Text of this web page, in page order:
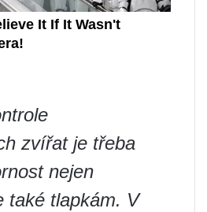
zvířat je třeba
nejen
také tlapkám. V